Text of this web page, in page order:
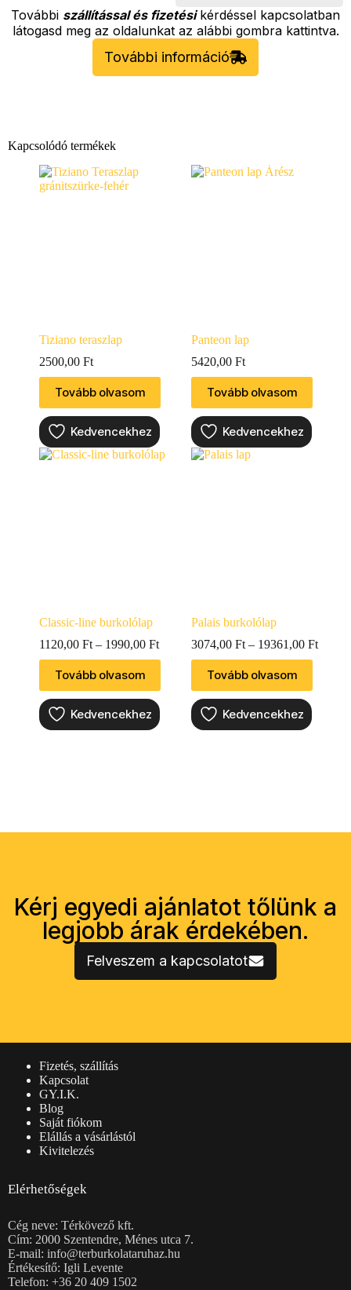
További szállítással és fizetésikérdéssel kapcsolatban
látogasd meg az oldalunkat az alábbi gombra kattintva.
További információ
Kapcsolódó termékek
Tiziano teraszlap
2500,00 Ft
Tovább olvasom
Kedvencekhez
Panteon lap
5420,00 Ft
Tovább olvasom
Kedvencekhez
Classic-line burkolólap
1120,00 Ft – 1990,00 Ft
Tovább olvasom
Kedvencekhez
Palais burkolólap
3074,00 Ft – 19361,00 Ft
Tovább olvasom
Kedvencekhez
Kérj egyedi ajánlatot tőlünk a
legjobb árak érdekében.
Felveszem a kapcsolatot
Fizetés, szállítás
Kapcsolat
GY.I.K.
Blog
Saját fiókom
Elállás a vásárlástól
Kivitelezés
Elérhetőségek
Cég neve: Térkövező kft.
Cím: 2000 Szentendre, Ménes utca 7.
E-mail: info@terburkolataruhaz.hu
Értékesítő: Igli Levente
Telefon: +36 20 409 1502